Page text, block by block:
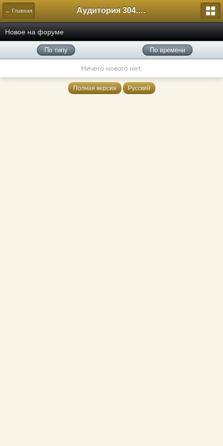
← Главная Аудитория 304. История России
Новое на форуме
По типу По времени
Ничего нового нет.
Полная версия Русский